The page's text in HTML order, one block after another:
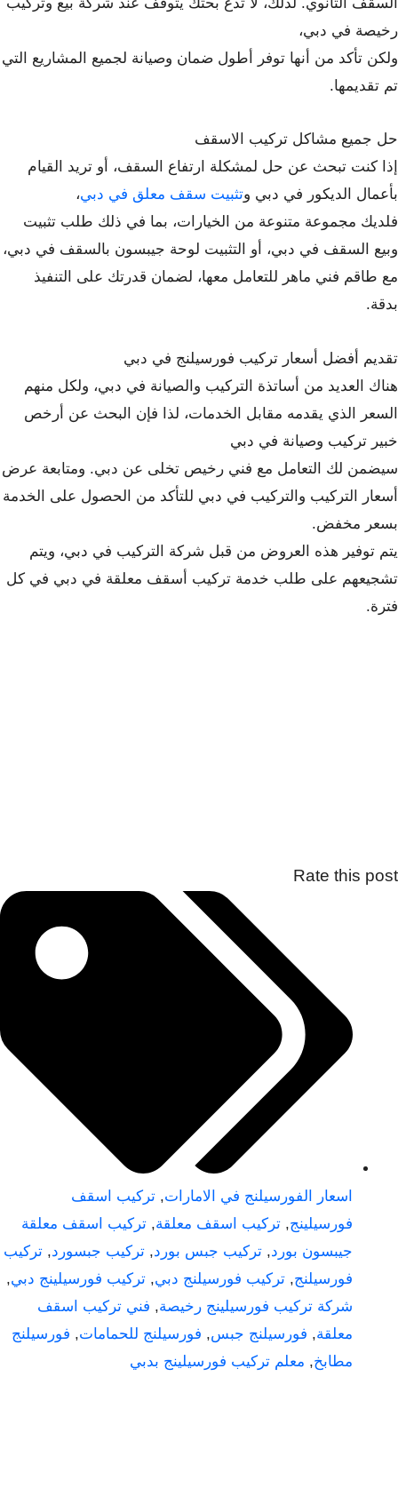
رخيصة في دبي،
ولكن تأكد من أنها توفر أطول ضمان وصيانة لجميع المشاريع التي
تم تقديمها.
حل جميع مشاكل تركيب الاسقف
إذا كنت تبحث عن حل لمشكلة ارتفاع السقف، أو تريد القيام
بأعمال الديكور في دبي وتثبيت سقف معلق في دبي،
فلديك مجموعة متنوعة من الخيارات، بما في ذلك طلب تثبيت
وبيع السقف في دبي، أو التثبيت لوحة جيبسون بالسقف في دبي،
مع طاقم فني ماهر للتعامل معها، لضمان قدرتك على التنفيذ
بدقة.
تقديم أفضل أسعار تركيب فورسيلنج في دبي
هناك العديد من أساتذة التركيب والصيانة في دبي، ولكل منهم
السعر الذي يقدمه مقابل الخدمات، لذا فإن البحث عن أرخص
خبير تركيب وصيانة في دبي
سيضمن لك التعامل مع فني رخيص تخلى عن دبي. ومتابعة عرض
أسعار التركيب والتركيب في دبي للتأكد من الحصول على الخدمة
بسعر مخفض.
يتم توفير هذه العروض من قبل شركة التركيب في دبي، ويتم
تشجيعهم على طلب خدمة تركيب أسقف معلقة في دبي في كل
فترة.
Rate this post
اسعار الفورسيلنج في الامارات, تركيب اسقف
فورسيلينج, تركيب اسقف معلقة, تركيب اسقف معلقة
جيبسون بورد, تركيب جبس بورد, تركيب جبسورد, تركيب
فورسيلنج, تركيب فورسيلنج دبي, تركيب فورسيلينج دبي,
شركة تركيب فورسيلينج رخيصة, فني تركيب اسقف
معلقة, فورسيلنج جبس, فورسيلنج للحمامات, فورسيلنج
مطابخ, معلم تركيب فورسيلينج بدبي